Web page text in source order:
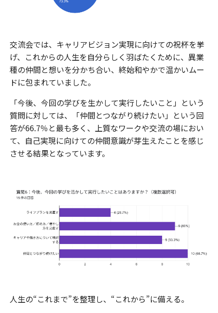
交流会では、キャリアビジョン実現に向けての祝杯を挙
げ、これからの人生を自分らしく羽ばたくために、異業
種の仲間と想いを分かち合い、終始和やかで温かいムー
ドに包まれていました。
「今後、今回の学びを生かして実行したいこと」という
質問に対しては、「仲間とつながり続けたい」という回
答が66.7％と最も多く、上質なワークや交流の場におい
て、自己実現に向けての仲間意識が芽生えたことを感じ
させる結果となっています。
人生の“これまで”を整理し、“これから”に備える。